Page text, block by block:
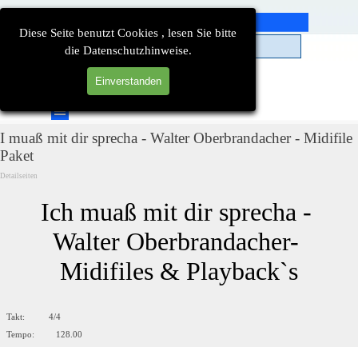
Diese Seite benutzt Cookies , lesen Sie bitte
die Datenschutzhinweise.
Einverstanden
Direkt zum Seiteninhalt
Menü überspringen
I muaß mit dir sprecha - Walter Oberbrandacher - Midifile
Paket
Detailseiten
Ich muaß mit dir sprecha -
Walter Oberbrandacher-
Midifiles & Playback`s
Takt: 4/4
Tempo: 128.00